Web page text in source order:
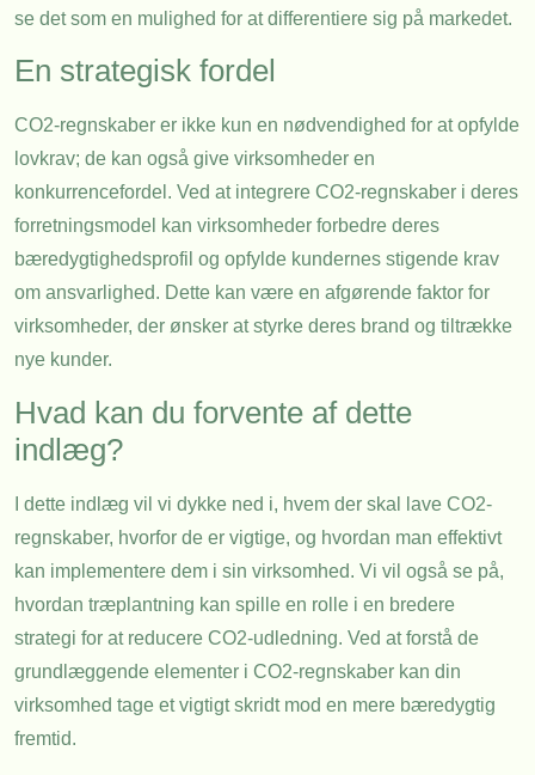
se det som en mulighed for at differentiere sig på markedet.
En strategisk fordel
CO2-regnskaber er ikke kun en nødvendighed for at opfylde
lovkrav; de kan også give virksomheder en
konkurrencefordel. Ved at integrere CO2-regnskaber i deres
forretningsmodel kan virksomheder forbedre deres
bæredygtighedsprofil og opfylde kundernes stigende krav
om ansvarlighed. Dette kan være en afgørende faktor for
virksomheder, der ønsker at styrke deres brand og tiltrække
nye kunder.
Hvad kan du forvente af dette
indlæg?
I dette indlæg vil vi dykke ned i, hvem der skal lave CO2-
regnskaber, hvorfor de er vigtige, og hvordan man effektivt
kan implementere dem i sin virksomhed. Vi vil også se på,
hvordan træplantning kan spille en rolle i en bredere
strategi for at reducere CO2-udledning. Ved at forstå de
grundlæggende elementer i CO2-regnskaber kan din
virksomhed tage et vigtigt skridt mod en mere bæredygtig
fremtid.